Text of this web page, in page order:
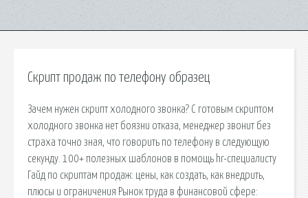
Скрипт продаж по телефону образец
Зачем нужен скрипт холодного звонка? С готовым скриптом
холодного звонка нет боязни отказа, менеджер звонит без
страха точно зная, что говорить по телефону в следующую
секунду. 100+ полезных шаблонов в помощь hr-специалисту
Гайд по скриптам продаж: цены, как создать, как внедрить,
плюсы и ограничения Рынок труда в финансовой сфере: